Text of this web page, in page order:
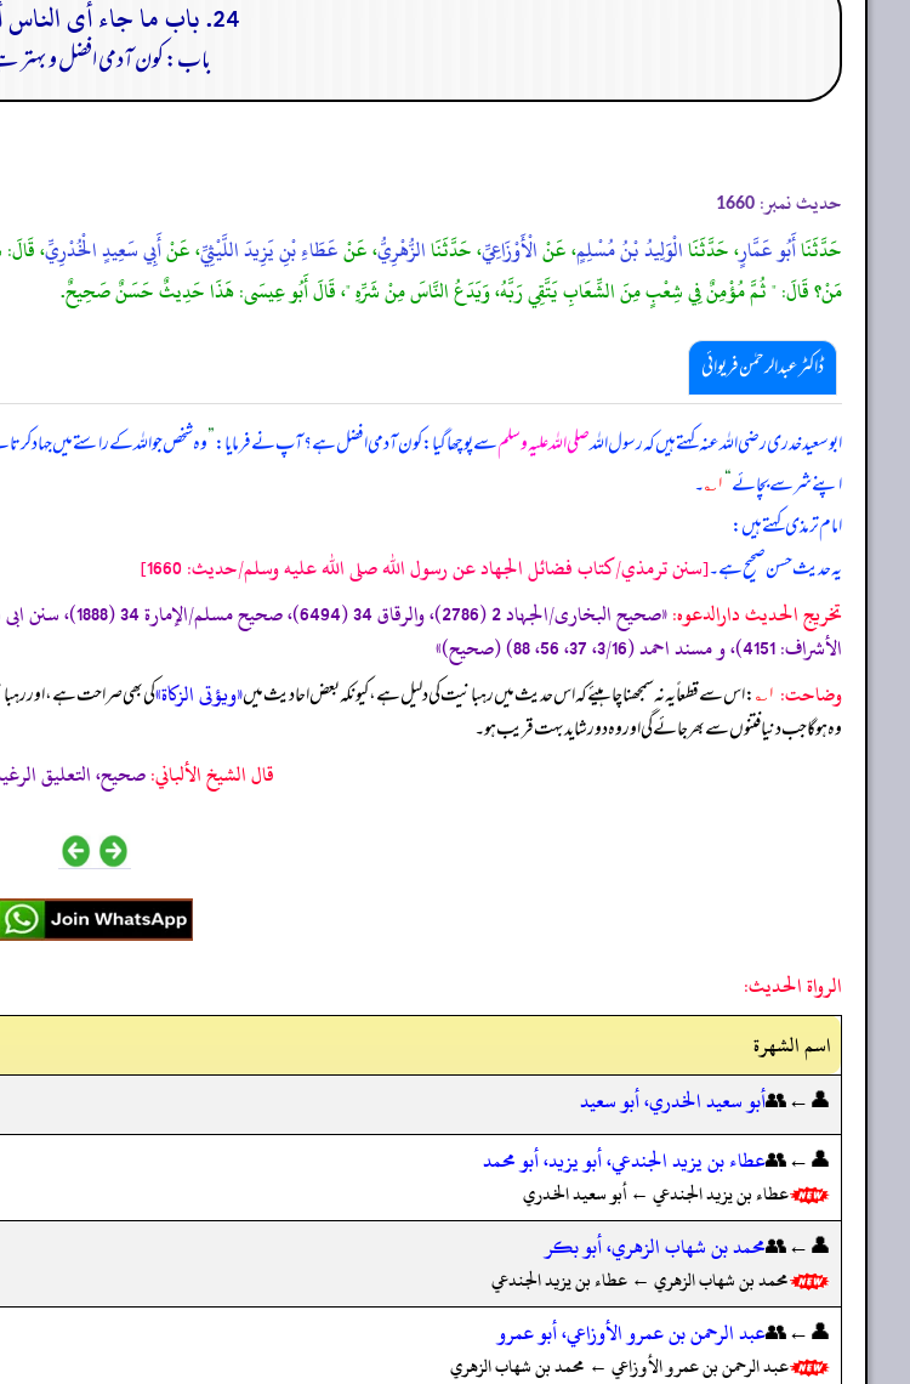
24. باب ما جاء أى الناس أفضل
باب: کون آدمی افضل و بہتر
حدیث نمبر: 1660
حَدَّثَنَاأَبُو عَمَّارٍ، حَدَّثَنَاالْوَلِيدُ بْنُ مُسْلِمٍ، عَنْالْأَوْزَاعِيِّ، حَدَّثَنَاالزُّهْرِيُّ، عَنْعَطَاءِ بْنِ يَزِيدَ اللَّيْثِيِّ، عَنْأَبِي سَعِيدٍ الْخُدْرِيِّ،
مَنْ؟ قَالَ: " ثُمَّ مُؤْمِنٌ فِي شِعْبٍ مِنَ الشِّعَابِ يَتَّقِي رَبَّهُ، وَيَدَعُ النَّاسَ مِنْ شَرِّهِ "، قَالَ أَبُو عِيسَى: هَذَا حَدِيثٌ حَسَنٌ صَحِيحٌ.
ڈاکٹر عبدالرحمٰن فریوائی
ابو سعید خدری رضی الله عنہ کہتے ہیں کہرسول اللہصلی اللہ علیہ وسلمسے پوچھا گیا: کون آدمی افضل ہے؟ آپ نے فرمایا:”وہ شخص جو اللہ کے راستے میں جہاد
اپنے شر سے بچائے“۱؎ ۔
امام ترمذی کہتے ہیں:
یہ حدیث حسن صحیح ہے۔[سنن ترمذي/كتاب فضائل الجهاد عن رسول الله صلى الله عليه وسلم/حدیث: 1660]
تخریج الحدیث دارالدعوہ:
الأشراف: 4151)، و مسند احمد (3/16، 37، 56، 88) (صحیح)»
وضاحت: ۱؎ : اس سے قطعاً یہ نہ سمجھنا چاہیئے کہ اس حدیث میں رہبانیت کی دلیل ہے، کیونکہ بعض احادیث میں«ويؤتى الزكاة»کی بھی صراحت ہے، اور
وہ ہو گا جب دنیا فتنوں سے بھر جائے گی اور وہ دور شاید بہت قریب ہو۔
قال الشيخ الألباني:صحيح، التعليق الرغيب
الرواة الحديث:
اسم الشهرة
👤←👥أبو سعيد الخدري، أبو سعيد
👤←👥عطاء بن يزيد الجندعي، أبو يزيد، أبو محمد
عطاء بن يزيد الجندعي ← أبو سعيد الخدري
👤←👥محمد بن شهاب الزهري، أبو بكر
محمد بن شهاب الزهري ← عطاء بن يزيد الجندعي
👤←👥عبد الرحمن بن عمرو الأوزاعي، أبو عمرو
عبد الرحمن بن عمرو الأوزاعي ← محمد بن شهاب الزهري